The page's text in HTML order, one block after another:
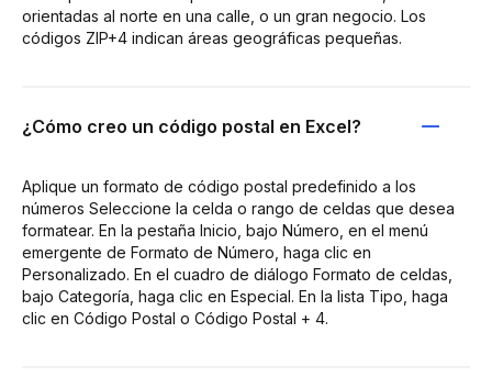
orientadas al norte en una calle, o un gran negocio. Los
códigos ZIP+4 indican áreas geográficas pequeñas.
¿Cómo creo un código postal en Excel?
Aplique un formato de código postal predefinido a los
números Seleccione la celda o rango de celdas que desea
formatear. En la pestaña Inicio, bajo Número, en el menú
emergente de Formato de Número, haga clic en
Personalizado. En el cuadro de diálogo Formato de celdas,
bajo Categoría, haga clic en Especial. En la lista Tipo, haga
clic en Código Postal o Código Postal + 4.